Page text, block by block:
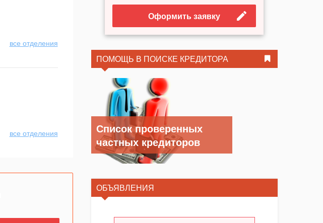
все отделения
все отделения
Оформить заявку
ПОМОЩЬ В ПОИСКЕ КРЕДИТОРА
Список проверенных
частных кредиторов
ОБЪЯВЛЕНИЯ